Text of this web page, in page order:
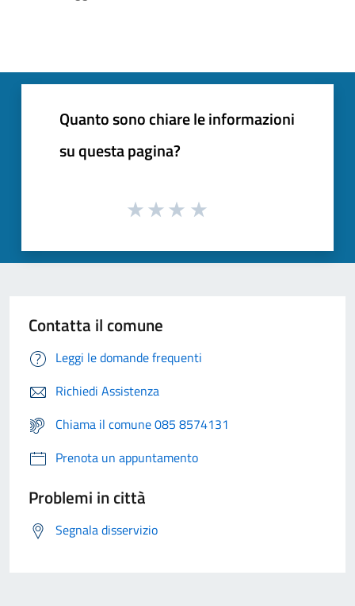
Quanto sono chiare le informazioni
su questa pagina?
Contatta il comune
Leggi le domande frequenti
Richiedi Assistenza
Chiama il comune 085 8574131
Prenota un appuntamento
Problemi in città
Segnala disservizio